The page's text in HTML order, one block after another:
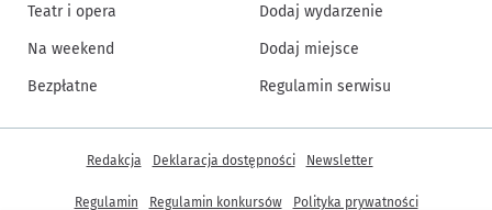
Teatr i opera
Na weekend
Bezpłatne
Dodaj wydarzenie
Dodaj miejsce
Regulamin serwisu
Inne informacje
Redakcja Deklaracja dostępności Newsletter
Regulamin Regulamin konkursów Polityka prywatności